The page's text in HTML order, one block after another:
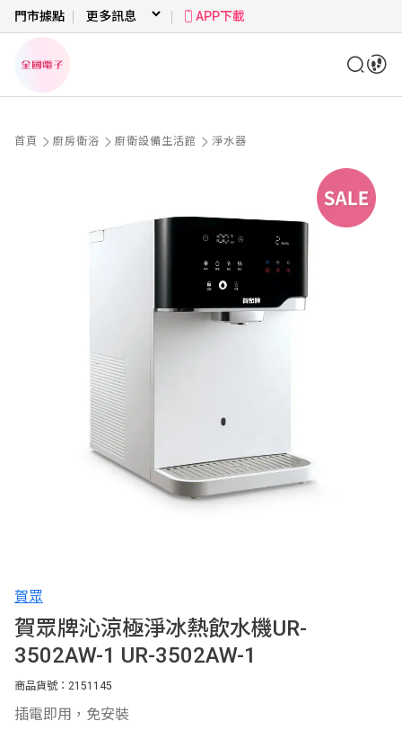
門市據點 APP下載
首頁 廚房衛浴 廚衛設備生活館 淨水器
賀眾
賀眾牌沁涼極淨冰熱飲水機UR-
3502AW-1 UR-3502AW-1
商品貨號：2151145
插電即用，免安裝